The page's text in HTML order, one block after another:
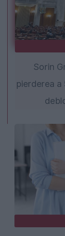
Sorin
pierderea a